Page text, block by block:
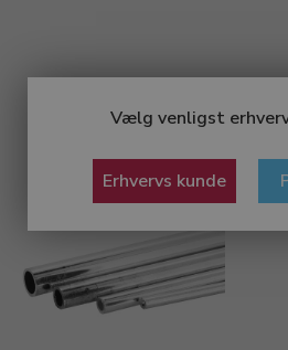
Vælg venligst
Erhvervs kunde